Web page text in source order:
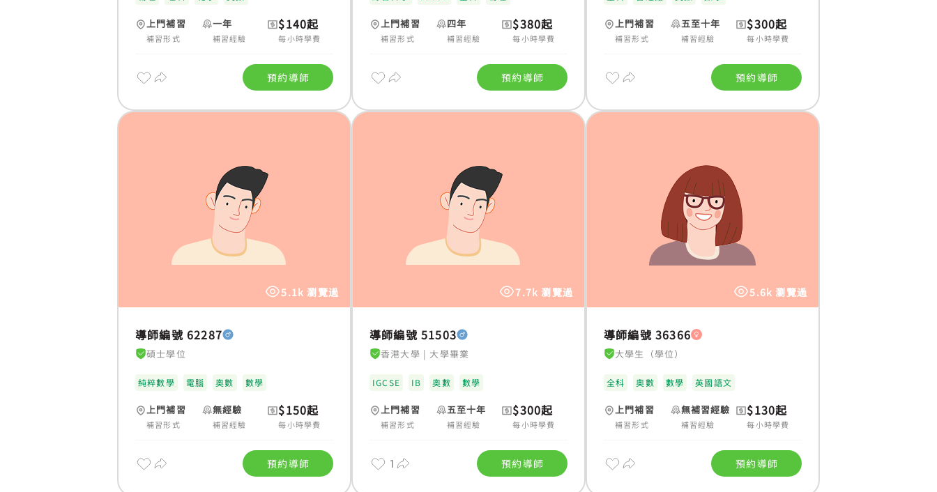
上門補習
補習形式
一年
補習經驗
$140起
每小時學費
預約導師
上門補習
補習形式
四年
補習經驗
$380起
每小時學費
預約導師
上門補習
補習形式
五至十年
補習經驗
$300起
每小時學費
預約導師
5.1k 瀏覽過
導師編號 62287
碩士學位
純粹數學 電腦 奧數 數學
上門補習
補習形式
無經驗
補習經驗
$150起
每小時學費
預約導師
7.7k 瀏覽過
導師編號 51503
香港大學 | 大學畢業
IGCSE IB 奧數 數學
上門補習
補習形式
五至十年
補習經驗
$300起
每小時學費
1 預約導師
5.6k 瀏覽過
導師編號 36366
大學生（學位）
全科 奧數 數學 英國語文
上門補習
補習形式
無補習經驗
補習經驗
$130起
每小時學費
預約導師